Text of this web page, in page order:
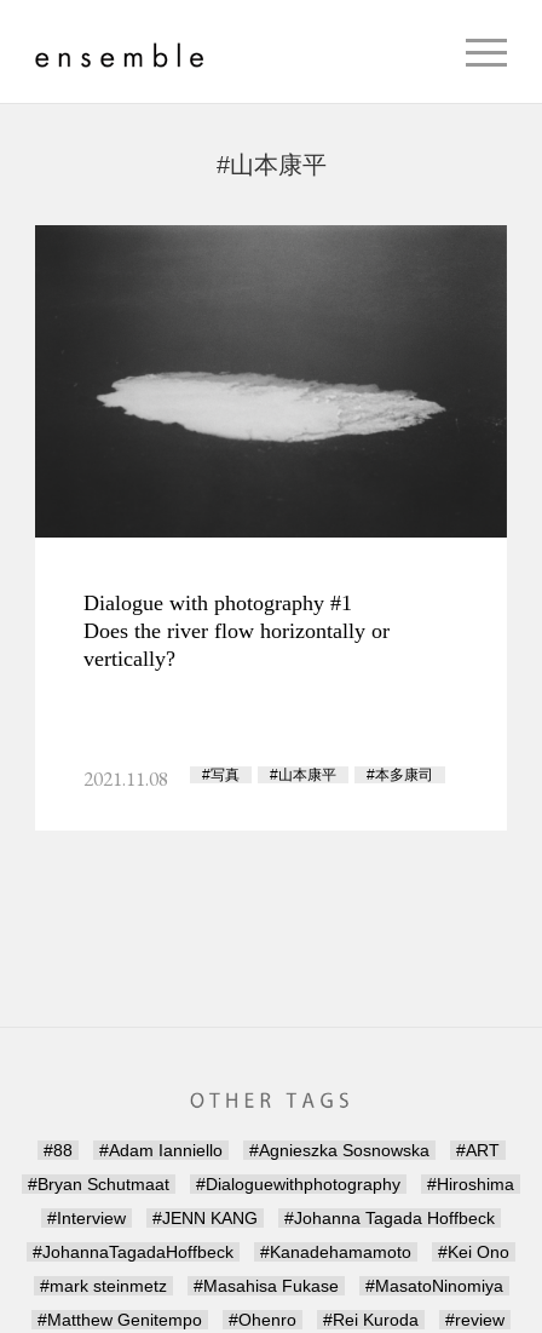
#山本康平
Dialogue with photography #1
Does the river flow horizontally or
vertically?
2021.11.08 #写真 #山本康平 #本多康司
#88 #Adam Ianniello #Agnieszka Sosnowska
#ART
#Bryan Schutmaat
#Dialoguewithphotography
#Hiroshima
#Interview
#JENN KANG
#Johanna Tagada Hoffbeck
#JohannaTagadaHoffbeck
#Kanadehamamoto
#Kei Ono
#mark steinmetz
#Masahisa Fukase
#MasatoNinomiya
#Matthew Genitempo
#Ohenro #Rei Kuroda
#review